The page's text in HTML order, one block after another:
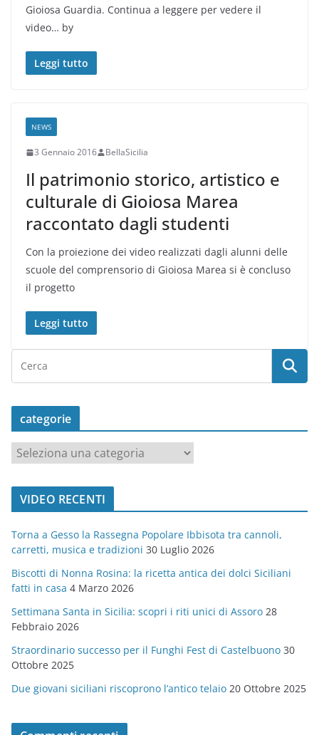
Gioiosa Guardia. Continua a leggere per vedere il
video… by
Leggi tutto
NEWS
3 Gennaio 2016 BellaSicilia
Il patrimonio storico, artistico e
culturale di Gioiosa Marea
raccontato dagli studenti
Con la proiezione dei video realizzati dagli alunni delle
scuole del comprensorio di Gioiosa Marea si è concluso
il progetto
Leggi tutto
categorie
a
t
o
r
i
e
VIDEO RECENTI
Torna a Gesso la Rassegna Popolare Ibbisota tra cannoli,
carretti, musica e tradizioni 30 Luglio 2026
Biscotti di Nonna Rosina: la ricetta antica dei dolci Siciliani
fatti in casa 4 Marzo 2026
Settimana Santa in Sicilia: scopri i riti unici di Assoro 28
Febbraio 2026
Straordinario successo per il Funghi Fest di Castelbuono 30
Ottobre 2025
Due giovani siciliani riscoprono l’antico telaio 20 Ottobre 2025